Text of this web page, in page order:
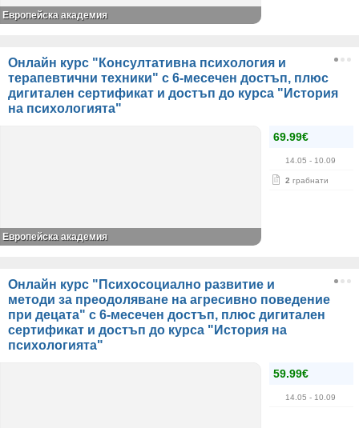
Европейска академия
Онлайн курс "Консултативна психология и
терапевтични техники" с 6-месечен достъп, плюс
дигитален сертификат и достъп до курса "История
на психологията"
69.99€
14.05 - 10.09
2 грабнати
Европейска академия
Онлайн курс "Психосоциално развитие и
методи за преодоляване на агресивно поведение
при децата" с 6-месечен достъп, плюс дигитален
сертификат и достъп до курса "История на
психологията"
59.99€
14.05 - 10.09